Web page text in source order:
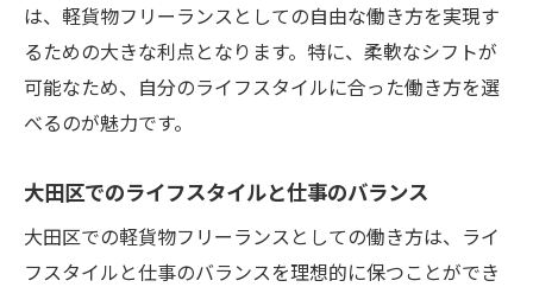
は、軽貨物フリーランスとしての自由な働き方を実現す
るための大きな利点となります。特に、柔軟なシフトが
可能なため、自分のライフスタイルに合った働き方を選
べるのが魅力です。
大田区でのライフスタイルと仕事のバランス
大田区での軽貨物フリーランスとしての働き方は、ライ
フスタイルと仕事のバランスを理想的に保つことができ